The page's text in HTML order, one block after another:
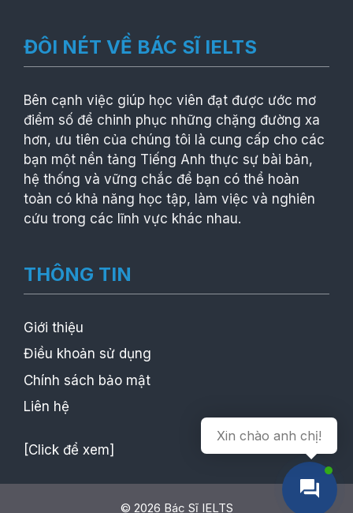
ĐÔI NÉT VỀ BÁC SĨ IELTS
Bên cạnh việc giúp học viên đạt được ước mơ
điểm số để chinh phục những chặng đường xa
hơn, ưu tiên của chúng tôi là cung cấp cho các
bạn một nền tảng Tiếng Anh thực sự bài bản,
hệ thống và vững chắc để bạn có thể hoàn
toàn có khả năng học tập, làm việc và nghiên
cứu trong các lĩnh vực khác nhau.
THÔNG TIN
Giới thiệu
Điều khoản sử dụng
Chính sách bảo mật
Liên hệ
[Click để xem]
© 2026 Bác Sĩ IELTS
Xin chào anh chị!